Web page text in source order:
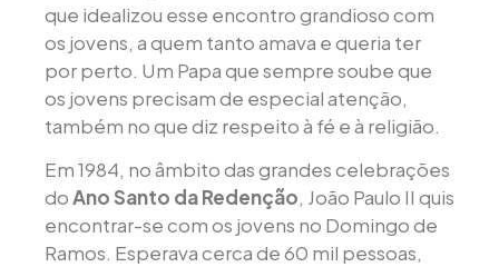
que idealizou esse encontro grandioso com
os jovens, a quem tanto amava e queria ter
por perto. Um Papa que sempre soube que
os jovens precisam de especial atenção,
também no que diz respeito à fé e à religião.
Em 1984, no âmbito das grandes celebrações
doAno Santo da Redenção, João Paulo II quis
encontrar-se com os jovens no Domingo de
Ramos. Esperava cerca de 60 mil pessoas,